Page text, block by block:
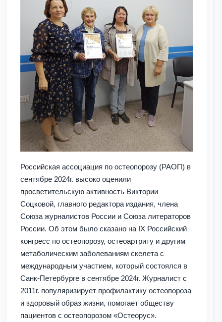
Российская ассоциация по остеопорозу (РАОП) в
сентябре 2024г. высоко оценили
просветительскую активность Виктории
Соцковой, главного редактора издания, члена
Союза журналистов России и Союза литераторов
России. Об этом было сказано на IX Российский
конгресс по остеопорозу, остеоартриту и другим
метаболическим заболеваниям скелета с
международным участием, который состоялся в
Санк-Петербурге в сентябре 2024г. Журналист с
2011г. популяризирует профилактику остеопороза
и здоровый образ жизни, помогает обществу
пациентов с остеопорозом «Остеорус».